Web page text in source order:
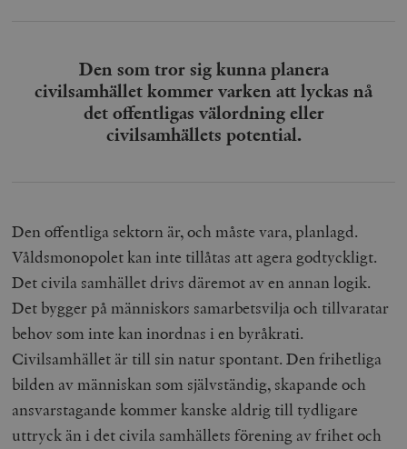
Den som tror sig kunna planera
civilsamhället kommer varken att lyckas nå
det offentligas välordning eller
civilsamhällets potential.
Den offentliga sektorn är, och måste vara, planlagd.
Våldsmonopolet kan inte tillåtas att agera godtyckligt.
Det civila samhället drivs däremot av en annan logik.
Det bygger på människors samarbetsvilja och tillvaratar
behov som inte kan inordnas i en byråkrati.
Civilsamhället är till sin natur spontant. Den frihetliga
bilden av människan som självständig, skapande och
ansvarstagande kommer kanske aldrig till tydligare
uttryck än i det civila samhällets förening av frihet och